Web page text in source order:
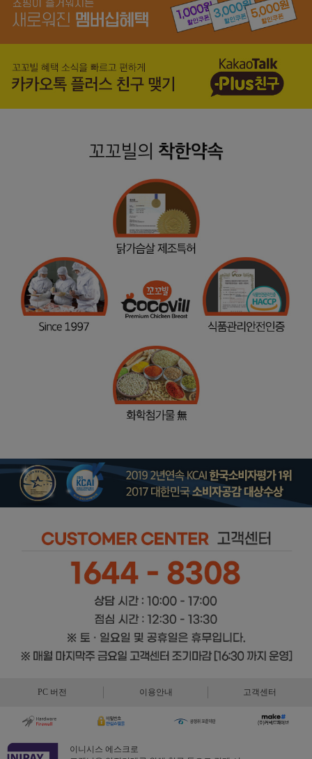
PC 버전 이용안내 고객센터
이니시스 에스크로